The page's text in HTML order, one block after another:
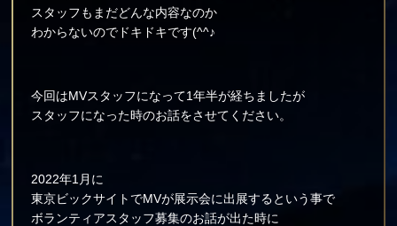
スタッフもまだどんな内容なのか
わからないのでドキドキです(^^♪
今回はMVスタッフになって1年半が経ちましたが
スタッフになった時のお話をさせてください。
2022年1月に
東京ビックサイトでMVが展示会に出展するという事で
ボランティアスタッフ募集のお話が出た時に